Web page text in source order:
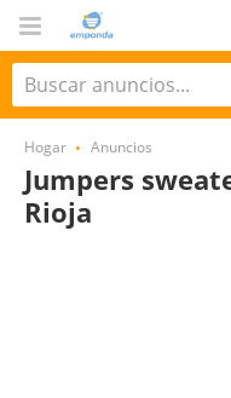
Hogar Anuncios
Jumpers
Rioja